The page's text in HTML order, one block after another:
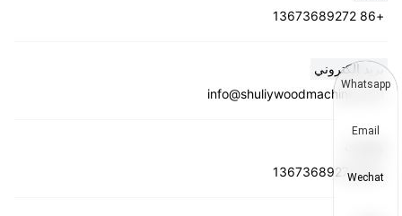
+86 13673689272
بريد إلكتروني
info@shuliywoodmachine.com
+86 13673689272
Whatsapp
Email
Wechat